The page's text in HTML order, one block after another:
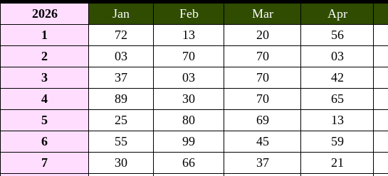
2026 Jan Feb Mar Apr
1
72 13 20 56
2
03 70 70 03
3
37 03 70 42
4
89 30 70 65
5
25 80 69 13
6
55 99 45 59
7
30 66 37 21